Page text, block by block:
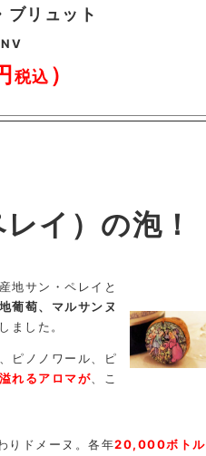
ブリュット
税込 ）
イ）の泡！
地サン・ペレイと
葡萄、マルサンヌ
ました。
ピノノワール、ピ
れるアロマが 、こ
りドメーヌ。各年20,000ボトル